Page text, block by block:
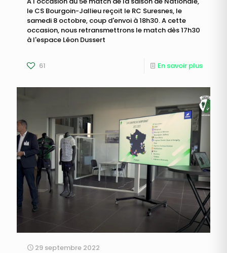
le CS Bourgoin-Jallieu reçoit le RC Suresnes, le
samedi 8 octobre, coup d'envoi à 18h30. A cette
occasion, nous retransmettrons le match dès 17h30
à l'espace Léon Dussert
61 En savoir plus
29 septembre 2022